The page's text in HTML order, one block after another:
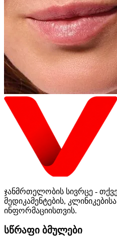
ჯანმრთელობის სივრცე -
მედიკამენტების,
ინფორმაციისთვის.
სწრაფი ბმულები